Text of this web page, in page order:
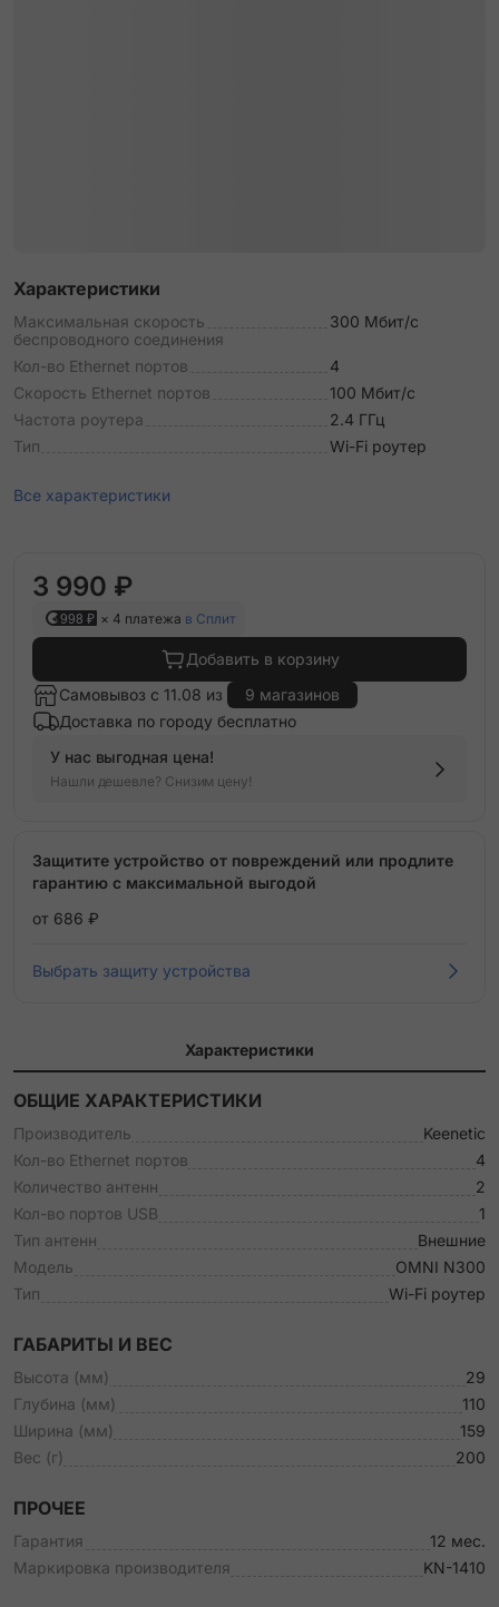
Характеристики
Максимальная скорость
беспроводного соединения
300 Мбит/с
Кол-во Ethernet портов
4
Скорость Ethernet портов
100 Мбит/с
Частота роутера
2.4 ГГц
Тип
Wi-Fi роутер
Все характеристики
3 990 ₽
998 ₽ × 4 платежа в Сплит
Добавить в корзину
Самовывоз с 11.08 из
9 магазинов
Доставка по городу бесплатно
У нас выгодная цена!
Нашли дешевле? Снизим цену!
Защитите устройство от повреждений или продлите
гарантию с максимальной выгодой
от 686 ₽
Выбрать защиту устройства
Характеристики
ОБЩИЕ ХАРАКТЕРИСТИКИ
Производитель
Keenetic
Кол-во Ethernet портов
4
Количество антенн
2
Кол-во портов USB
1
Тип антенн
Внешние
Модель
OMNI N300
Тип
Wi-Fi роутер
ГАБАРИТЫ И ВЕС
Высота (мм)
29
Глубина (мм)
110
Ширина (мм)
159
Вес (г)
200
ПРОЧЕЕ
Гарантия
12 мес.
Маркировка производителя
KN-1410